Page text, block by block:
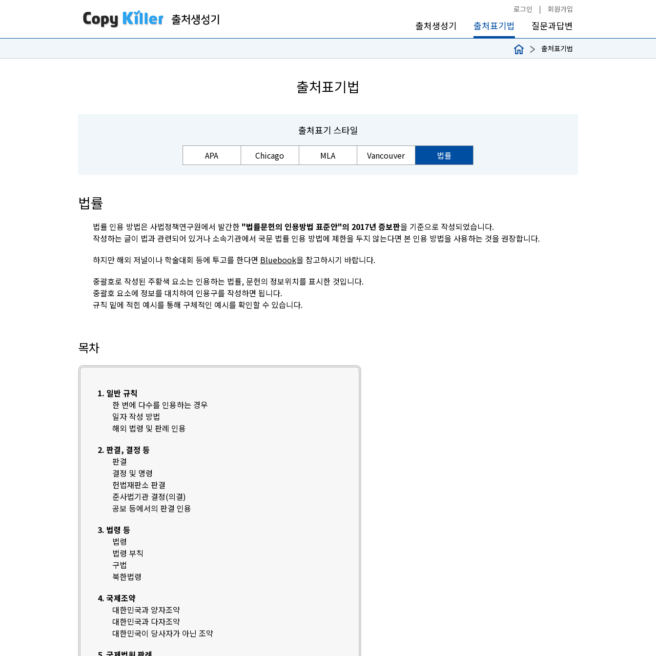
로그인 | 회원가입
출처생성기 출처표기법 질문과답변
출처표기법
출처표기법
출처표기 스타일
APA Chicago MLA Vancouver 법률
법률
법률 인용 방법은 사법정책연구원에서 발간한 "법률문헌의 인용방법 표준안"의 2017년 증보판을 기준으로 작성되었습니다.
작성하는 글이 법과 관련되어 있거나 소속기관에서 국문 법률 인용 방법에 제한을 두지 않는다면 본 인용 방법을 사용하는 것을 권장합니다.
하지만 해외 저널이나 학술대회 등에 투고를 한다면 Bluebook을 참고하시기 바랍니다.
중괄호로 작성된 주황색 요소는 인용하는 법률, 문헌의 정보위치를 표시한 것입니다.
중괄호 요소에 정보를 대치하여 인용구를 작성하면 됩니다.
규칙 밑에 적힌 예시를 통해 구체적인 예시를 확인할 수 있습니다.
목차
1. 일반 규칙
한 번에 다수를 인용하는 경우
일자 작성 방법
해외 법령 및 판례 인용
2. 판결, 결정 등
판결
결정 및 명령
헌법재판소 판결
준사법기관 결정(의결)
공보 등에서의 판결 인용
3. 법령 등
법령
법령 부칙
구법
북한법령
4. 국제조약
대한민국과 양자조약
대한민국과 다자조약
대한민국이 당사자가 아닌 조약